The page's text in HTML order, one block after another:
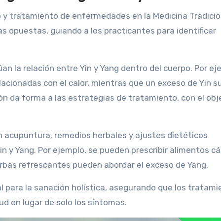
tratamiento de enfermedades en la Medicina
opuestas, guiando a los practicantes para identificar
la relación entre Yin y Yang dentro del cuerpo. Por
con el calor, mientras que un exceso de Yin
da forma a las estrategias de tratamiento, con el
remedios herbales y ajustes dietéticos
Yang. Por ejemplo, se pueden prescribir alimentos
refrescantes pueden abordar el exceso de Yang.
para la sanación holística, asegurando que los
en lugar de solo los síntomas.